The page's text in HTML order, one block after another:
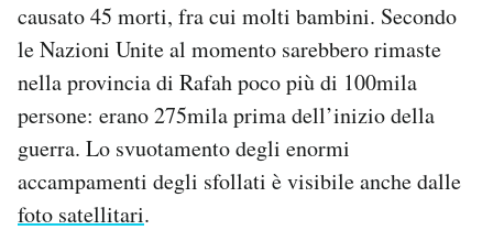
causato 45 morti, fra cui molti bambini. Secondo
le Nazioni Unite al momento sarebbero rimaste
nella provincia di Rafah poco più di 100mila
persone: erano 275mila prima dell’inizio della
guerra. Lo svuotamento degli enormi
accampamenti degli sfollati è visibile anche dalle
foto satellitari.